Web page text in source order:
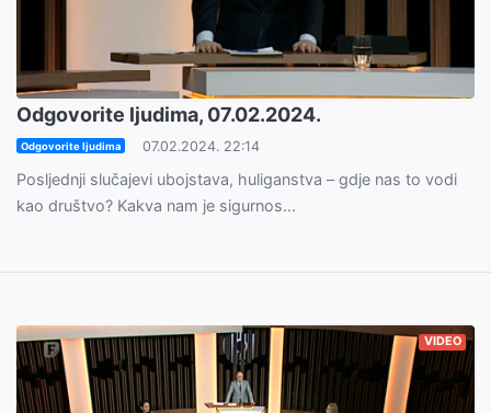
Odgovorite ljudima, 07.02.2024.
Odgovorite ljudima 07.02.2024. 22:14
Posljednji slučajevi ubojstava, huliganstva – gdje nas to vodi
kao društvo? Kakva nam je sigurnos...
VIDEO